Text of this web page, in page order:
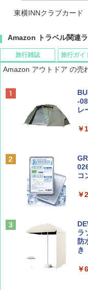
東横INNクラブカード
Amazon トラベル関連
旅行雑誌
デ
誌
山
￥
旅行ガイ
力
球
地
￥
[
プ
ッ
&
人
￥
テ
Amazon アウトドア の売
-
レ
￥
コ
￥
ラ
防
き
￥